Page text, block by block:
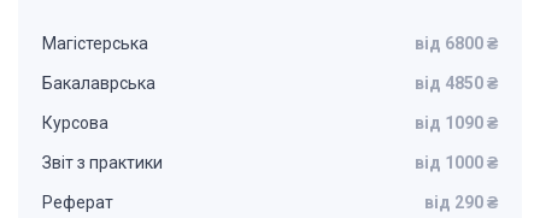
Магістерська від 6800 ₴
Бакалаврська від 4850 ₴
Курсова від 1090 ₴
Звіт з практики від 1000 ₴
Реферат від 290 ₴